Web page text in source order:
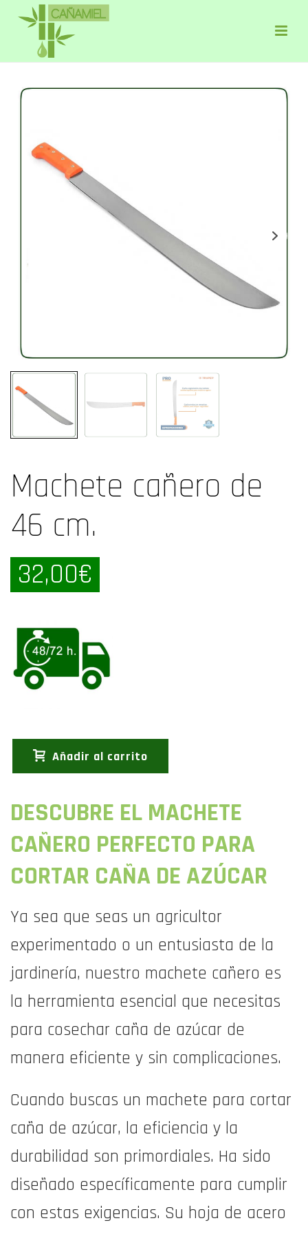
Machete cañero de
46 cm.
32,00€
Añadir al carrito
DESCUBRE EL MACHETE
CAÑERO PERFECTO PARA
CORTAR CAÑA DE AZÚCAR
Ya sea que seas un agricultor
experimentado o un entusiasta de la
jardinería, nuestro machete cañero es
la herramienta esencial que necesitas
para cosechar caña de azúcar de
manera eficiente y sin complicaciones.
Cuando buscas un machete para cortar
caña de azúcar, la eficiencia y la
durabilidad son primordiales. Ha sido
diseñado específicamente para cumplir
con estas exigencias. Su hoja de acero